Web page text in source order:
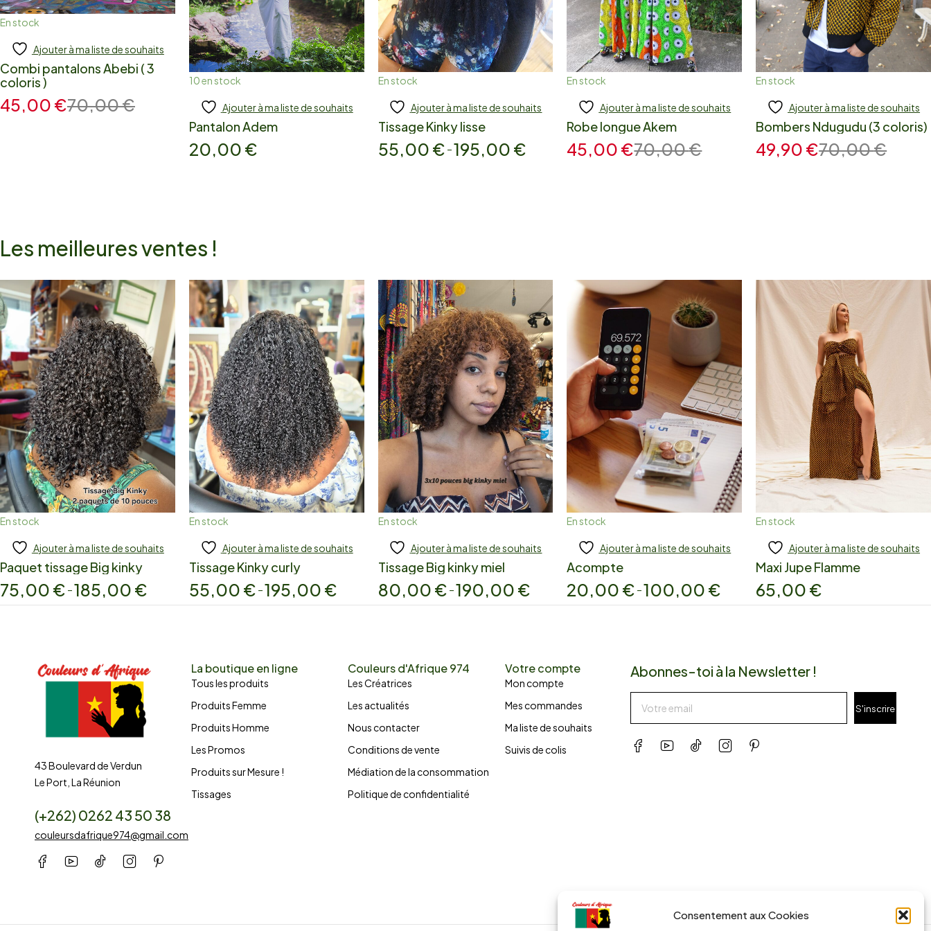
Consentement aux Cookies
En stock
Ajouter
Ajouter à ma liste de souhaits
Combi pantalons Abebi ( 3
coloris )
70,00€
45,00 €
10 en stock
Ajouter
Ajouter à ma liste de souhaits
Pantalon Adem
20,00 €
En stock
Add to cart
Ajouter à ma liste de souhaits
Tissage Kinky lisse
55,00 € –195,00 €
En stock
Ajouter
Ajouter à ma liste de souhaits
Robe longue Akem
70,00€
45,00 €
En stock
Add to cart
Ajouter à ma liste de souhaits
Bombers Ndugudu (3 coloris)
70,00€
49,90 €
Les meilleures ventes !
En stock
Add to cart
Ajouter à ma liste de souhaits
Paquet tissage Big kinky
75,00 € –185,00 €
En stock
Add to cart
Ajouter à ma liste de souhaits
Tissage Kinky curly
55,00 € –195,00 €
En stock
Add to cart
Ajouter à ma liste de souhaits
Tissage Big kinky miel
80,00 € –190,00 €
En stock
Ajouter
Ajouter à ma liste de souhaits
Acompte
20,00 € –100,00 €
En stock
Ajouter
Ajouter à ma liste de souhaits
Maxi Jupe Flamme
65,00 €
43 Boulevard de Verdun
Le Port, La Réunion
(+262) 0262 43 50 38
couleursdafrique974@gmail.com
La boutique en ligne
Tous les produits
Produits Femme
Produits Homme
Les Promos
Produits sur Mesure !
Tissages
Couleurs d'Afrique 974
Les Créatrices
Les actualités
Nous contacter
Conditions de vente
Médiation de la consommation
Politique de confidentialité
Votre compte
Mon compte
Mes commandes
Ma liste de souhaits
Suivis de colis
Abonnes-toi à la Newsletter !
S'inscrire